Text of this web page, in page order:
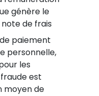
génère le
de frais
paiement
personnelle,
les
est
moyen de